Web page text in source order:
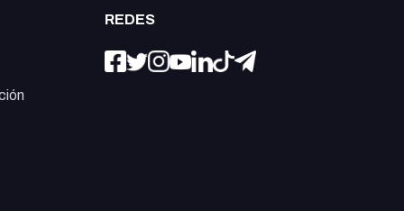
REDES